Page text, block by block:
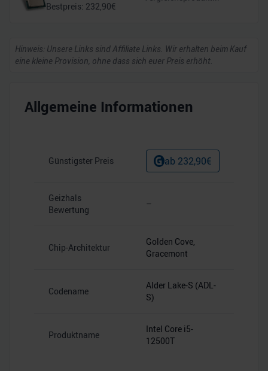
Bestpreis: 232,90€
Hinweis: Unsere Links sind Affiliate Links. Wir erhalten beim Kauf
eine kleine Provision, ohne dass sich euer Preis erhöht.
Allgemeine Informationen
Günstigster Preis ab 232,90€
Geizhals
Bewertung
–
Chip-Architektur
Golden Cove,
Gracemont
Codename
Alder Lake-S (ADL-
S)
Produktname
Intel Core i5-
12500T